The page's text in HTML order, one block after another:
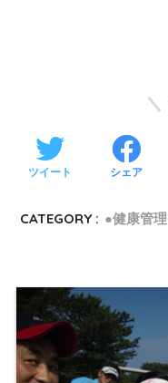
ツイート シェア
CATEGORY : ●健康管